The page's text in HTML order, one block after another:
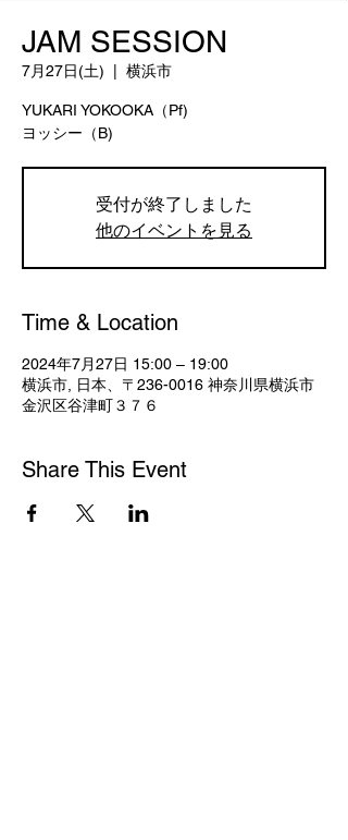
JAM SESSION
7月27日(土) 横浜市
YUKARI YOKOOKA（Pf)
ヨッシー（B)
受付が終了しました
他のイベントを見る
Time & Location
2024年7月27日 15:00 – 19:00
横浜市, 日本、〒236-0016 神奈川県横浜市
金沢区谷津町３７６
Share This Event